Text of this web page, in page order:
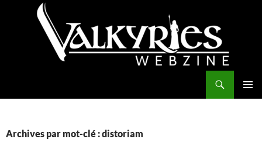
Archives par mot-clé : distoriam